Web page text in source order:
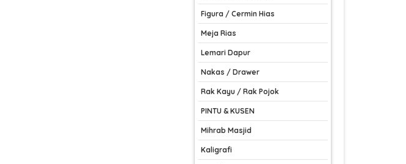
Figura / Cermin Hias
Meja Rias
Lemari Dapur
Nakas / Drawer
Rak Kayu / Rak Pojok
PINTU & KUSEN
Mihrab Masjid
Kaligrafi